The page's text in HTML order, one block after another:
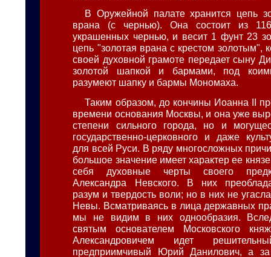
В Оружейной палате хранится цепь
врана (с чернью). Она состоит из
украшенных чернью, и весит 1 фунт 23
цепь "золотая врана с крестом золотым",
своей духовной грамоте передает сыну
золотой шапкой и бармами, под
разумеют шапку и бармы Мономаха.
Таким образом, до кончины Иоанна II
времени основания Москвы, и она уже
степени сильного города, но и
государственно-церковного и даже
для всей Руси. В ряду многосложных
большое значение имеет характер ее
себя духовные черты своего
Александра Невского. В них
разум и твердость воли; но в них не
Невы. Всматриваясь в лица державных
мы не видим в них однообразия.
святым основателем Московского
Александровичем идет
предприимчивый Юрий Данилович, а